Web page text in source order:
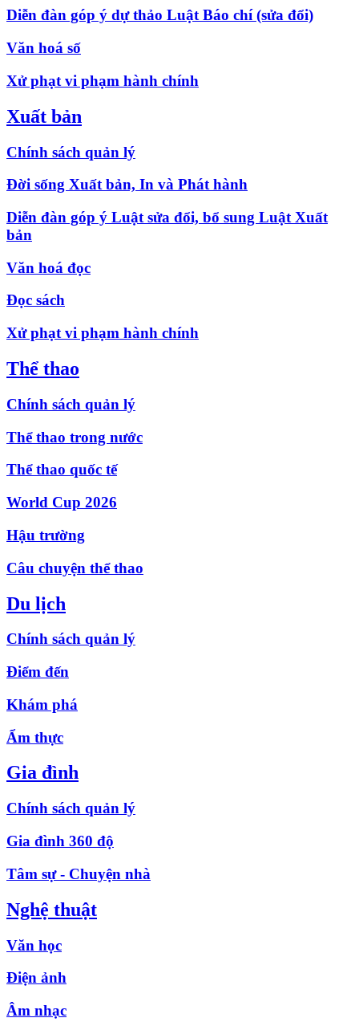
Diễn đàn góp ý dự thảo Luật Báo chí (sửa đổi)
Văn hoá số
Xử phạt vi phạm hành chính
Xuất bản
Chính sách quản lý
Đời sống Xuất bản, In và Phát hành
Diễn đàn góp ý Luật sửa đổi, bổ sung Luật Xuất
bản
Văn hoá đọc
Đọc sách
Xử phạt vi phạm hành chính
Thể thao
Chính sách quản lý
Thể thao trong nước
Thể thao quốc tế
World Cup 2026
Hậu trường
Câu chuyện thể thao
Du lịch
Chính sách quản lý
Điểm đến
Khám phá
Ẩm thực
Gia đình
Chính sách quản lý
Gia đình 360 độ
Tâm sự - Chuyện nhà
Nghệ thuật
Văn học
Điện ảnh
Âm nhạc